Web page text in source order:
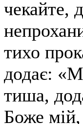
чекайте,
тихо
додає:
тиша,
Боже